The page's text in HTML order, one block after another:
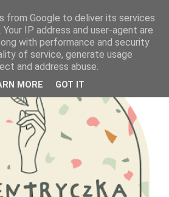
from Google to deliver its services
IP address and user-agent are
with performance and security
of service, generate usage
and address abuse.
MORE GOT IT